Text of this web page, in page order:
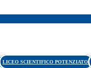
LICEO SCIENTIFICO POTENZIATO